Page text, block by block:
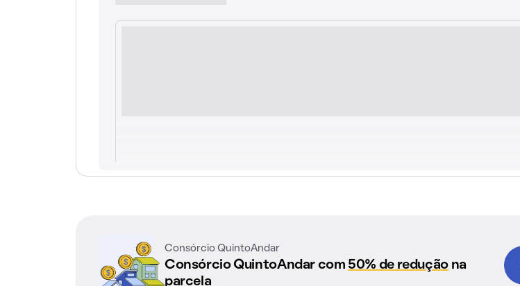
Consórcio QuintoAndar
Consórcio QuintoAndar com 50% de reduçãona
parcela